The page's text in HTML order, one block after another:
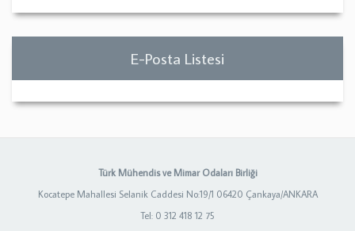
E-Posta Listesi
Türk Mühendis ve Mimar Odaları Birliği
Kocatepe Mahallesi Selanik Caddesi No:19/1 06420 Çankaya/ANKARA
Tel: 0 312 418 12 75